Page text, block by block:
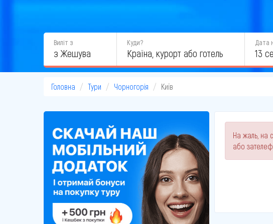
Виліт з
з Жешува
Куди? Дата
13
Головна Тури Чорногорія Київ
На жаль, на
або